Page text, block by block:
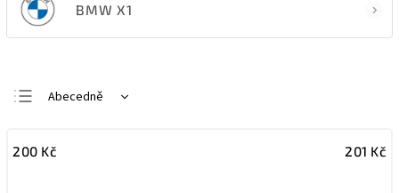
BMW X1
Abecedně
Nejdražší
200 Kč 201 Kč